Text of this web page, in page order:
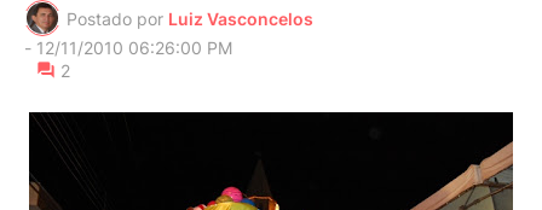
Postado por Luiz Vasconcelos
- 12/11/2010 06:26:00 PM
2